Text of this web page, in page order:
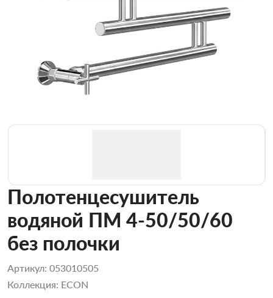
Полотенцесушитель
водяной ПМ 4-50/50/60
без полочки
Артикул: 053010505
Коллекция: ECON